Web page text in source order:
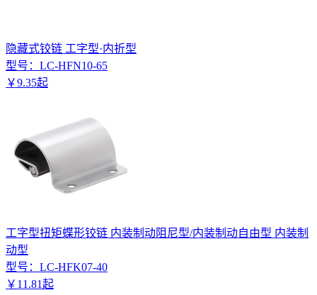
隐藏式铰链 工字型·内折型
型号： LC-HFN10-65
￥9.35起
工字型扭矩蝶形铰链 内装制动阻尼型/内装制动自由型 内装制
动型
型号： LC-HFK07-40
￥ 11 .81起